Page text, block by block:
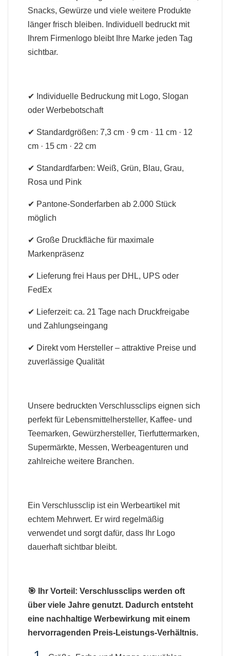
Snacks, Gewürze und viele weitere Produkte
länger frisch bleiben. Individuell bedruckt mit
Ihrem Firmenlogo bleibt Ihre Marke jeden Tag
sichtbar.
✔ Individuelle Bedruckung mit Logo, Slogan
oder Werbebotschaft
✔ Standardgrößen: 7,3 cm · 9 cm · 11 cm · 12
cm · 15 cm · 22 cm
✔ Standardfarben: Weiß, Grün, Blau, Grau,
Rosa und Pink
✔ Pantone-Sonderfarben ab 2.000 Stück
möglich
✔ Große Druckfläche für maximale
Markenpräsenz
✔ Lieferung frei Haus per DHL, UPS oder
FedEx
✔ Lieferzeit: ca. 21 Tage nach Druckfreigabe
und Zahlungseingang
✔ Direkt vom Hersteller – attraktive Preise und
zuverlässige Qualität
Unsere bedruckten Verschlussclips eignen sich
perfekt für Lebensmittelhersteller, Kaffee- und
Teemarken, Gewürzhersteller, Tierfuttermarken,
Supermärkte, Messen, Werbeagenturen und
zahlreiche weitere Branchen.
Ein Verschlussclip ist ein Werbeartikel mit
echtem Mehrwert. Er wird regelmäßig
verwendet und sorgt dafür, dass Ihr Logo
dauerhaft sichtbar bleibt.
🎯 Ihr Vorteil: Verschlussclips werden oft
über viele Jahre genutzt. Dadurch entsteht
eine nachhaltige Werbewirkung mit einem
hervorragenden Preis-Leistungs-Verhältnis.